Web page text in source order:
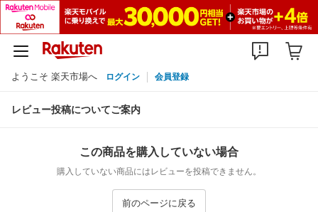
ようこそ 楽天市場へ ログイン 会員登録
レビュー投稿についてご案内
この商品を購入していない場合
購入していない商品にはレビューを投稿できません。
前のページに戻る